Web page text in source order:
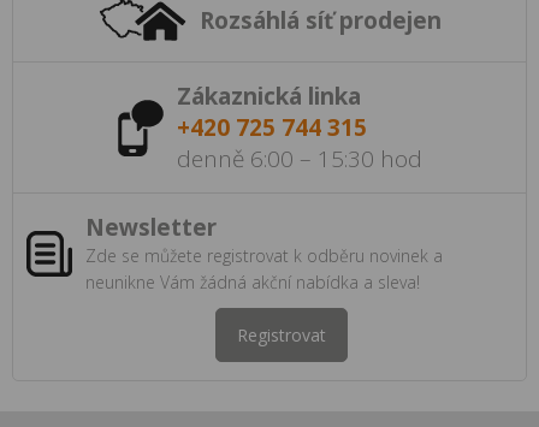
Rozsáhlá síť prodejen
Zákaznická linka
+420 725 744 315
denně 6:00 – 15:30 hod
Newsletter
Zde se můžete registrovat k odběru novinek a
neunikne Vám žádná akční nabídka a sleva!
Registrovat